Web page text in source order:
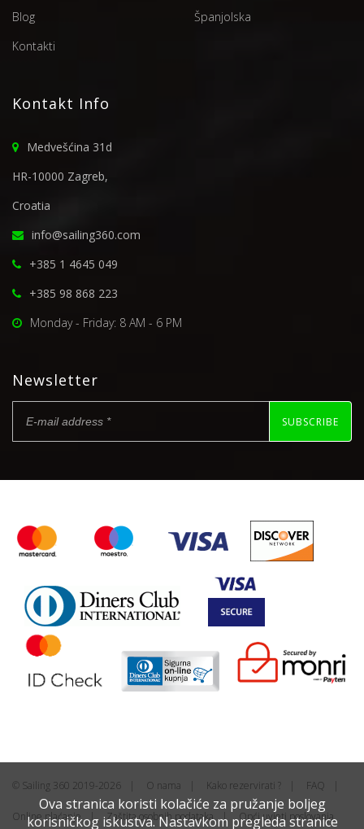
Blog
Kontakti
Španjolska
Kontakt Info
Medvešćina 31d
HR-10000 Zagreb,
Croatia
info@sailing360.com
+385 1 4645 049
+385 98 868 223
Monday - Friday: 8 AM - 6 PM
Newsletter
SUBSCRIBE
© Sailing 360 2019-2026 O nama Kako rezervirati ? FAQ
Online plaćanje Zaštita osobnih podataka Opći uvjeti poslovanja
Ova stranica koristi kolačiće za pružanje boljeg
korisničkog iskustva. Nastavkom pregleda stranice